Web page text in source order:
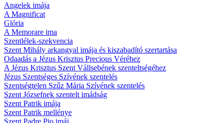
Angelek imája
A Magnificat
Glória
A Memorare ima
Szentlélek-szekvencia
Szent Mihály arkangyal imája és kiszabadító szertartása
Odaadás a Jézus Krisztus Precious Véréhez
A Jézus Krisztus Szent Vállsebének szenteltségéhez
Jézus Szentséges Szívének szentelés
Szentségtelen Szűz Mária Szívének szentelés
Szent Józsefnek szentelt imádság
Szent Patrik imája
Szent Patrik mellénye
Szent Padre Pio imái